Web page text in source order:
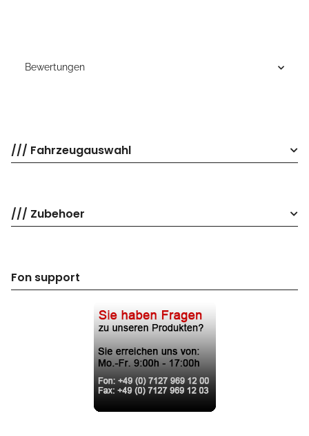
Bewertungen
/// Fahrzeugauswahl
/// Zubehoer
Fon support